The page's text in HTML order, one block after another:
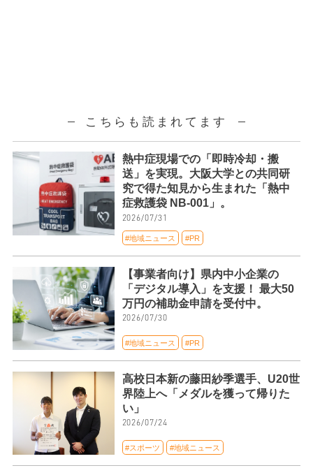
こちらも読まれてます
熱中症現場での「即時冷却・搬
送」を実現。大阪大学との共同研
究で得た知見から生まれた「熱中
症救護袋 NB-001」。
2026/07/31
#地域ニュース #PR
【事業者向け】県内中小企業の
「デジタル導入」を支援！ 最大50
万円の補助金申請を受付中。
2026/07/30
#地域ニュース #PR
高校日本新の藤田紗季選手、U20世
界陸上へ「メダルを獲って帰りた
い」
2026/07/24
#スポーツ #地域ニュース